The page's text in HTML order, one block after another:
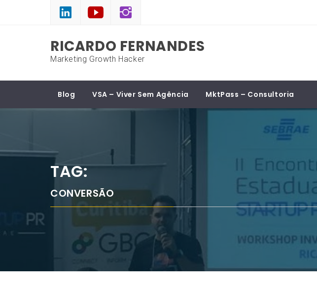
RICARDO FERNANDES
Marketing Growth Hacker
Blog VSA – Viver Sem Agência MktPass – Consultoria
TAG:
CONVERSÃO